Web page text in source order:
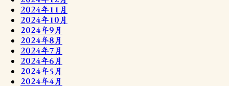
2024年11月
2024年10月
2024年9月
2024年8月
2024年7月
2024年6月
2024年5月
2024年4月